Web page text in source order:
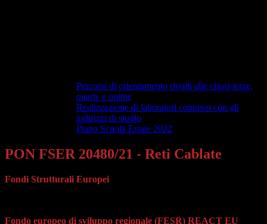
Percorsi di orientamento rivolti alle classi terze,
quarte e quinte
Realizzazione di laboratori connessi con gli
indirizzi di studio
Piano Scuola Estate 2022
PON FSER 20480/21 - Reti Cablate
Fondi Strutturali Europei
Fondo europeo di sviluppo regionale (FESR) REACT EU